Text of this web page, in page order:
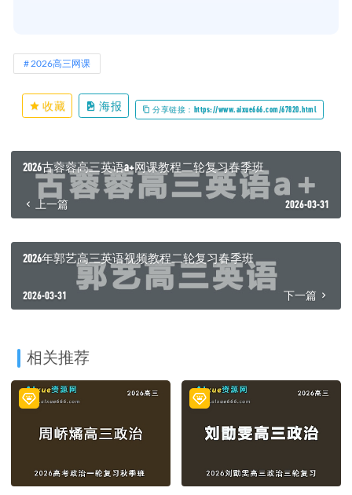
2026高三网课
收藏 海报 分享链接：https://www.aixue666.com/67820.html
2026古蓉蓉高三英语a+网课教程二轮复习春季班
上一篇 2026-03-31
2026年郭艺高三英语视频教程二轮复习春季班
2026-03-31 下一篇
相关推荐